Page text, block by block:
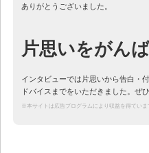
ありがとうございました。
片思いをがん
インタビューでは片思いから告白・
ドバイスまでをいただきました。ぜ
※本サイトは広告プログラムにより収益を得ていま